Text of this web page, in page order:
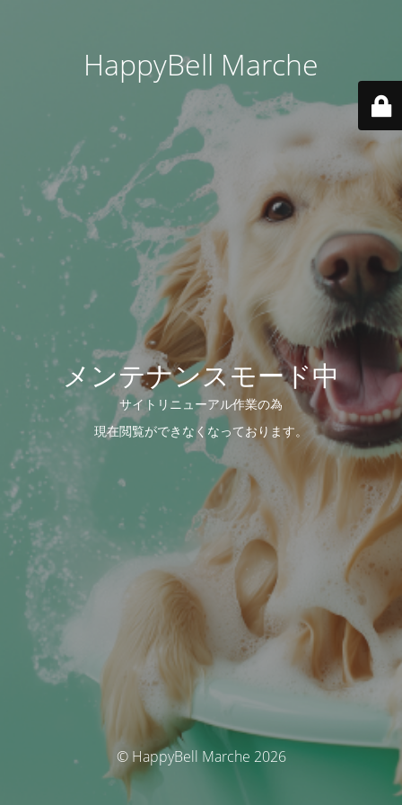
HappyBell Marche
メンテナンスモード中
サイトリニューアル作業の為
現在閲覧ができなくなっております。
© HappyBell Marche 2026